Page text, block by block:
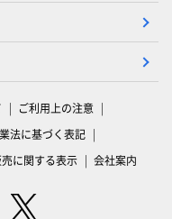
ご利用上の注意
法に基づく表記
に関する表示 会社案内